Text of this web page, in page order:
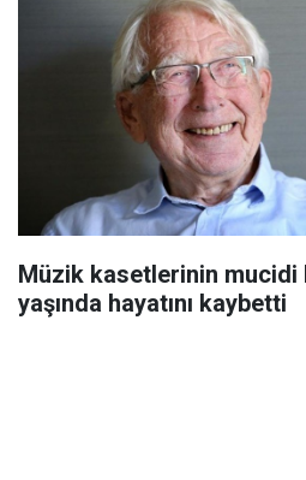
Müzik kasetlerinin mucidi
yaşında hayatını kaybetti